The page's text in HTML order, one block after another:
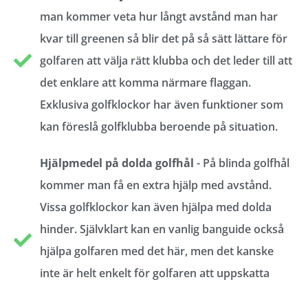
man kommer veta hur långt avstånd man har
kvar till greenen så blir det på så sätt lättare för
golfaren att välja rätt klubba och det leder till att
det enklare att komma närmare flaggan.
Exklusiva golfklockor har även funktioner som
kan föreslå golfklubba beroende på situation.
Hjälpmedel på dolda golfhål - På blinda golfhål
kommer man få en extra hjälp med avstånd.
Vissa golfklockor kan även hjälpa med dolda
hinder. Självklart kan en vanlig banguide också
hjälpa golfaren med det här, men det kanske
inte är helt enkelt för golfaren att uppskatta